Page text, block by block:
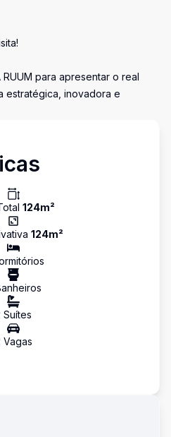
para apresentar o real
estratégica, inovadora e
124m²
124m²
s
s
Suítes
Vagas